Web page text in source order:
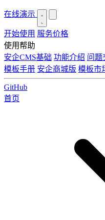
在线演示
开始使用 服务价格
使用帮助
安企CMS基础 功能介绍 问题
模板手册 安企商城版 模板市
GitHub
首页